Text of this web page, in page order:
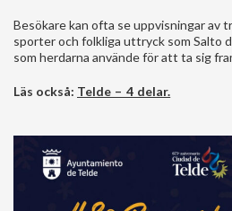
Besökare kan ofta se uppvisningar av
sporter och folkliga uttryck som Salto
som herdarna använde för att ta sig
Läs också: Telde – 4 delar.